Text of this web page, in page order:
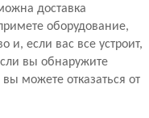
доставка
оборудование,
и, если вас все устроит,
вы обнаружите
можете отказаться от